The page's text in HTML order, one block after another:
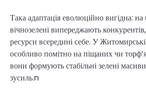
Така адаптація еволюційно вигідна: на
вічнозелені випереджають
ресурси всередині себе. У
особливо помітно на піщаних чи
вони формують стабільні зелені
зусиль.n